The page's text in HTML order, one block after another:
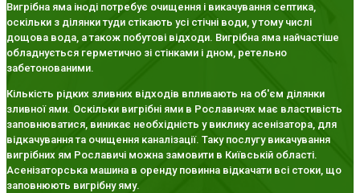
Вигрібна яма іноді потребує очищення і викачування септика,
оскільки з ділянки туди стікають усі стічні води, у тому числі
дощова вода, а також побутові відходи. Вигрібна яма найчастіше
обладнується герметично зі стінками і дном, ретельно
забетонованими.
Кількість рідких зливних відходів впливають на об'єм ділянки
зливної ями. Оскільки вигрібні ями в Рославичях має властивість
заповнюватися, виникає необхідність у виклику асенізатора, для
відкачування та очищення каналізації. Таку послугу викачування
вигрібних ям Рославичі можна замовити в Київській області.
Асенізаторська машина в оренду повинна відкачати всі стоки, що
заповнюють вигрібну яму.